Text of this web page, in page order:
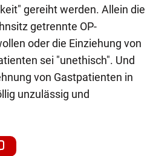
gereiht werden. Allein die
getrennte OP-
oder die Einziehung von
sei "unethisch". Und
von Gastpatienten in
unzulässig und